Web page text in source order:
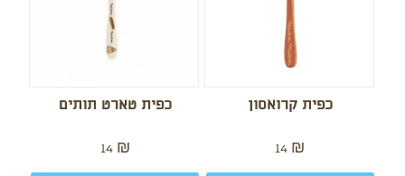
כפית טארט תותים
14 ₪
כפית קרואסון
14 ₪